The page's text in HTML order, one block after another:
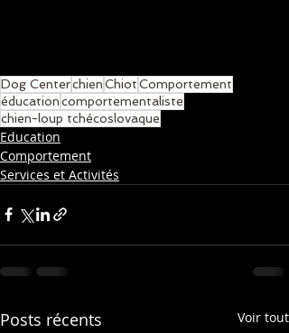
Dog CenterchienChiotComportement
éducationcomportementaliste
chien-loup tchécoslovaque
Education
Comportement
Services et Activités
Posts récents Voir tout